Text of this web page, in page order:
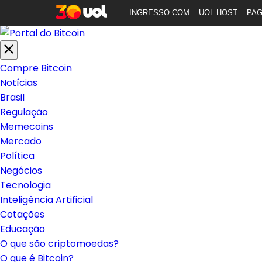
INGRESSO.COM UOL HOST
Compre Bitcoin
Notícias
Brasil
Regulação
Memecoins
Mercado
Política
Negócios
Tecnologia
Inteligência Artificial
Cotações
Educação
O que são criptomoedas?
O que é Bitcoin?